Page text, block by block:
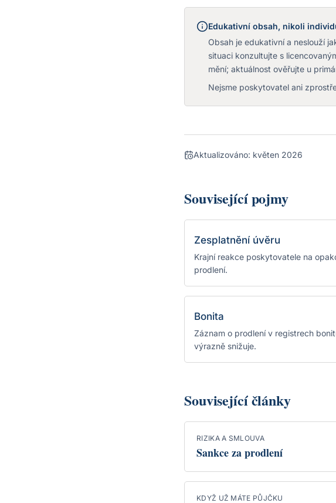
Edukativní obsah, nikoli
Obsah je edukativní a neslouží
situaci konzultujte s
mění; aktuálnost ověřujte u
Nejsme poskytovatel ani
Aktualizováno: květen 2026
Související pojmy
Zesplatnění úvěru
Krajní reakce poskytovatele na
prodlení.
Bonita
Záznam o prodlení v registrech
výrazně snižuje.
Související články
RIZIKA A SMLOUVA
Sankce za prodlení
KDYŽ UŽ MÁTE PŮJČKU